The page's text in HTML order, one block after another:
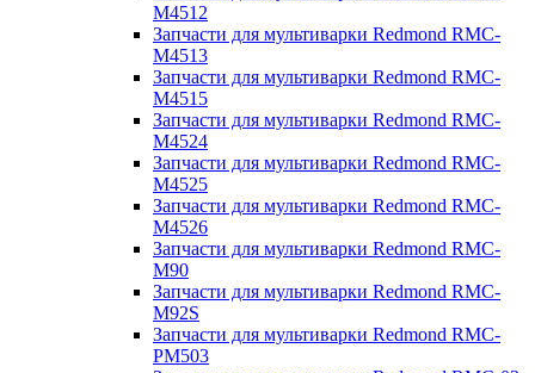
M4512
Запчасти для мультиварки Redmond RMC-
M4513
Запчасти для мультиварки Redmond RMC-
M4515
Запчасти для мультиварки Redmond RMC-
M4524
Запчасти для мультиварки Redmond RMC-
M4525
Запчасти для мультиварки Redmond RMC-
M4526
Запчасти для мультиварки Redmond RMC-
M90
Запчасти для мультиварки Redmond RMC-
M92S
Запчасти для мультиварки Redmond RMC-
PM503